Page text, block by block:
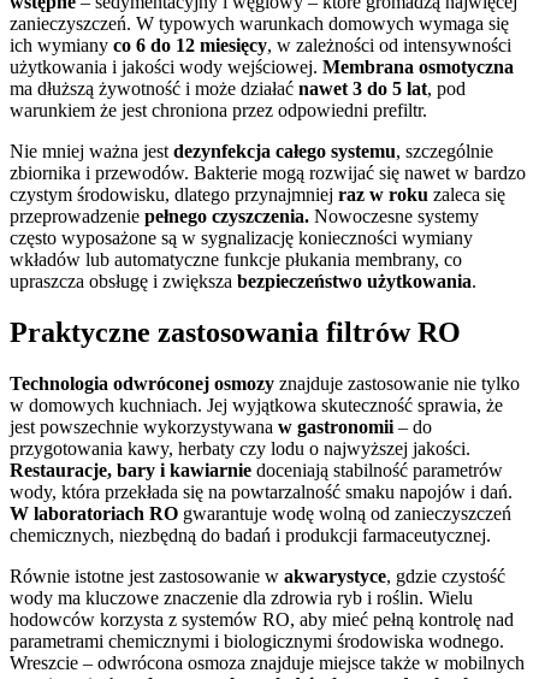
zanieczyszczeń. W typowych warunkach domowych wymaga się
ich wymiany co 6 do 12 miesięcy, w zależności od intensywności
użytkowania i jakości wody wejściowej. Membrana osmotyczna
ma dłuższą żywotność i może działać nawet 3 do 5 lat, pod
warunkiem że jest chroniona przez odpowiedni prefiltr.
Nie mniej ważna jest dezynfekcja całego systemu, szczególnie
zbiornika i przewodów. Bakterie mogą rozwijać się nawet w bardzo
czystym środowisku, dlatego przynajmniej raz w roku zaleca się
przeprowadzenie pełnego czyszczenia. Nowoczesne systemy
często wyposażone są w sygnalizację konieczności wymiany
wkładów lub automatyczne funkcje płukania membrany, co
upraszcza obsługę i zwiększa bezpieczeństwo użytkowania.
Praktyczne zastosowania filtrów RO
Technologia odwróconej osmozy znajduje zastosowanie nie tylko
w domowych kuchniach. Jej wyjątkowa skuteczność sprawia, że
jest powszechnie wykorzystywana w gastronomii – do
przygotowania kawy, herbaty czy lodu o najwyższej jakości.
Restauracje, bary i kawiarnie doceniają stabilność parametrów
wody, która przekłada się na powtarzalność smaku napojów i dań.
W laboratoriach RO gwarantuje wodę wolną od zanieczyszczeń
chemicznych, niezbędną do badań i produkcji farmaceutycznej.
Równie istotne jest zastosowanie w akwarystyce, gdzie czystość
wody ma kluczowe znaczenie dla zdrowia ryb i roślin. Wielu
hodowców korzysta z systemów RO, aby mieć pełną kontrolę nad
parametrami chemicznymi i biologicznymi środowiska wodnego.
Wreszcie – odwrócona osmoza znajduje miejsce także w mobilnych